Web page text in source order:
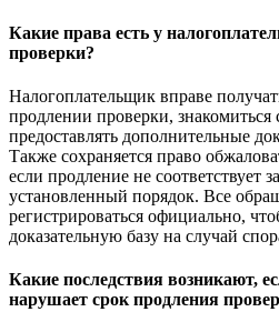
Какие права есть у
проверки?
Налогоплательщик вправе
продлении проверки,
предоставлять дополнительные
Также сохраняется право
если продление не соответствует
установленный порядок. Все
регистрироваться официально,
доказательную базу на случай
Какие последствия возникают,
нарушает срок продления